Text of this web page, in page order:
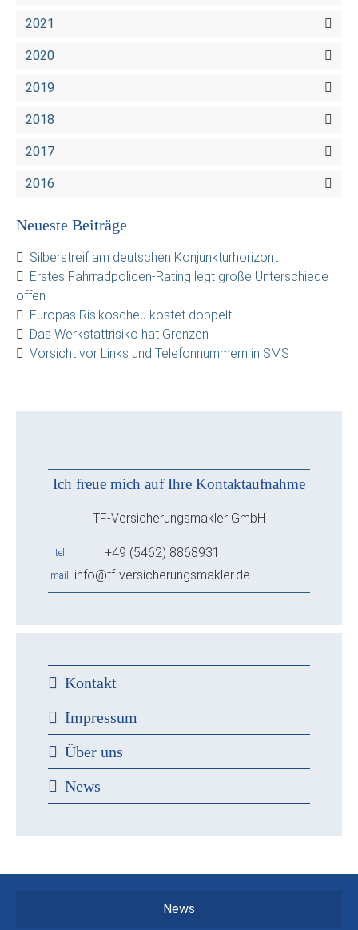
2021
2020
2019
2018
2017
2016
Neueste Beiträge
Silberstreif am deutschen Konjunkturhorizont
Erstes Fahrradpolicen-Rating legt große Unterschiede
offen
Europas Risikoscheu kostet doppelt
Das Werkstattrisiko hat Grenzen
Vorsicht vor Links und Telefonnummern in SMS
Ich freue mich auf Ihre Kontaktaufnahme
TF-Versicherungsmakler GmbH
tel +49 (5462) 8868931
mail info@tf-versicherungsmakler.de
Kontakt
Impressum
Über uns
News
News